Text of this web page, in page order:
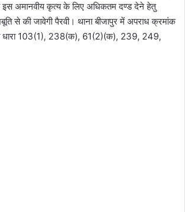
इस अमानवीय कृत्य के लिए अधिकतम दण्ड देने हेतु
से की जावेगी पैरवी। थाना बीजापुर में अपराध क्रमांक
धारा 103(1), 238(क), 61(2)(क), 239, 249,